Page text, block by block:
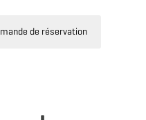
de réservation